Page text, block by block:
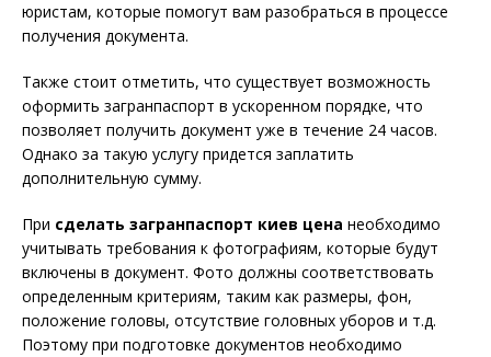
юристам, которые помогут вам разобраться в процессе
получения документа.
Также стоит отметить, что существует возможность
оформить загранпаспорт в ускоренном порядке, что
позволяет получить документ уже в течение 24 часов.
Однако за такую услугу придется заплатить
дополнительную сумму.
При сделать загранпаспорт киев цена необходимо
учитывать требования к фотографиям, которые будут
включены в документ. Фото должны соответствовать
определенным критериям, таким как размеры, фон,
положение головы, отсутствие головных уборов и т.д.
Поэтому при подготовке документов необходимо